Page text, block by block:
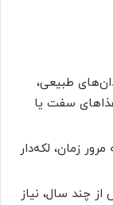
طبیعی،
سفت یا
زمان، لکه‌دار
چند سال، نیاز